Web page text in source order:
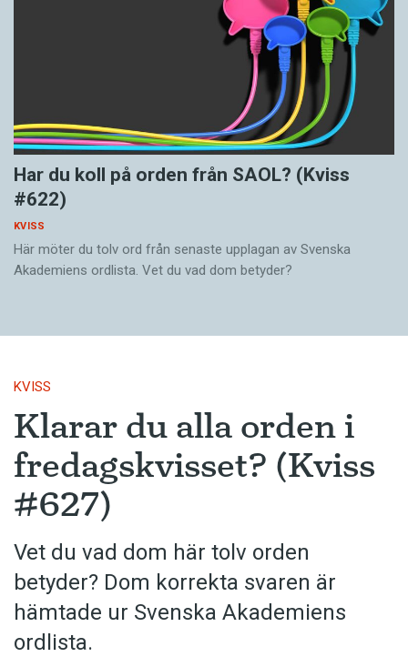
Har du koll på orden från SAOL? (Kviss
#622)
KVISS
Här möter du tolv ord från senaste upplagan av Svenska
Akademiens ordlista. Vet du vad dom betyder?
KVISS
Klarar du alla orden i
fredagskvisset? (Kviss
#627)
Vet du vad dom här tolv orden
betyder? Dom korrekta svaren är
hämtade ur Svenska Akademiens
ordlista.